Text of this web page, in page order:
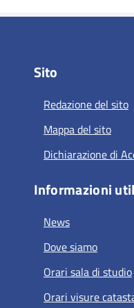
Sito
Redazione del sito
Mappa del sito
Dichiarazione di
Informazioni
News
Dove siamo
Orari sala di studio
Orari visure